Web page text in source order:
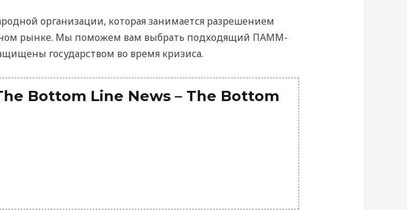
организации, которая занимается разрешением
рынке. Мы поможем вам выбрать подходящий ПАММ-
государством во время кризиса.
Bottom Line News – The Bottom